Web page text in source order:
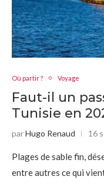
Où partir ? Voyage
Faut-il un
Tunisie en
parHugo Renaud 16
Plages de sable fin,
entre autres ce qui